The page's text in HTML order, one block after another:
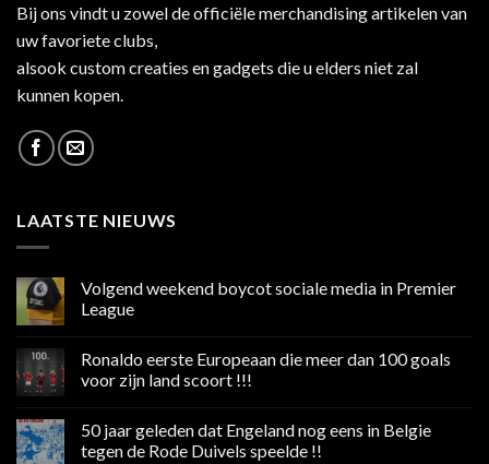
Bij ons vindt u zowel de officiële merchandising artikelen van
uw favoriete clubs,
alsook custom creaties en gadgets die u elders niet zal
kunnen kopen.
LAATSTE NIEUWS
Volgend weekend boycot sociale media in Premier
League
op
weekend
media
in
Premier
Ronaldo eerste Europeaan die meer dan 100 goals
voor zijn land scoort !!!
op
Ronaldo
eerste
50 jaar geleden dat Engeland nog eens in Belgie
tegen de Rode Duivels speelde !!